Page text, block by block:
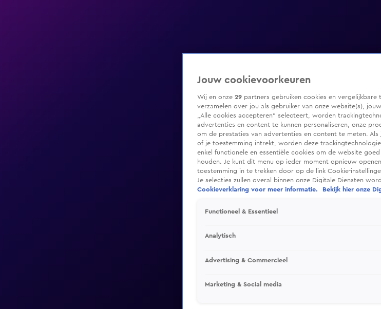
Video helaas niet
Jouw cookievoorkeuren
Wij en onze 29 partners gebruiken cookies en vergelijkbare
verzamelen over jou als gebruiker van onze website(s),
„Alle cookies accepteren” selecteert, worden
advertenties en content te kunnen personaliseren, onze
om de prestaties van advertenties en content te meten. Als
of je toestemming intrekt, worden deze
enkel functionele en essentiële cookies om de website
houden. Je kunt dit menu op ieder moment opnieuw
toestemming in te trekken door op de link Cookie-
Je selecties zullen overal binnen onze Digitale Diensten
Cookieverklaring voor meer informatie.
Bekijk hier onze
Functioneel & Essentieel
Analytisch
Advertising & Commercieel
Marketing & Social media